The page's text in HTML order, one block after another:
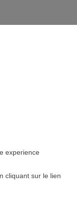
experience
cliquant sur le lien